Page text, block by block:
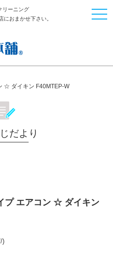
リーニング
におまかせ下さい。
☆ ダイキン F40MTEP-W
だより
プ エアコン ☆ ダイキン
)